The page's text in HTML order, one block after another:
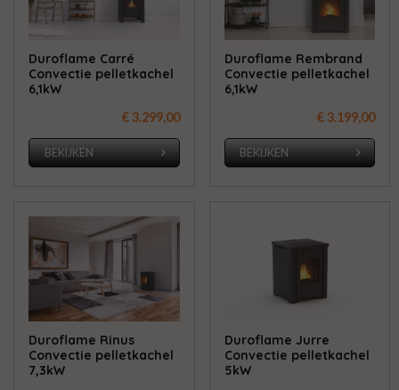
Duroflame Carré
Convectie pelletkachel
6,1kW
€ 3.299,00
BEKIJKEN
Duroflame Rembrand
Convectie pelletkachel
6,1kW
€ 3.199,00
BEKIJKEN
Duroflame Rinus
Convectie pelletkachel
7,3kW
Duroflame Jurre
Convectie pelletkachel
5kW